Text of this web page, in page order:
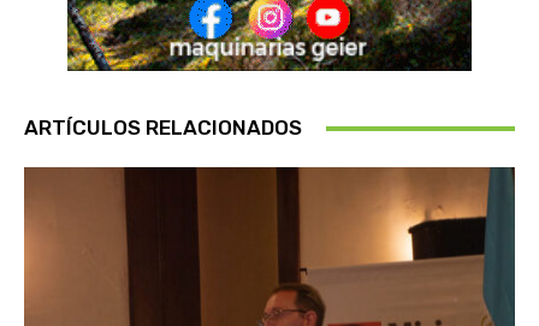
ARTÍCULOS RELACIONADOS